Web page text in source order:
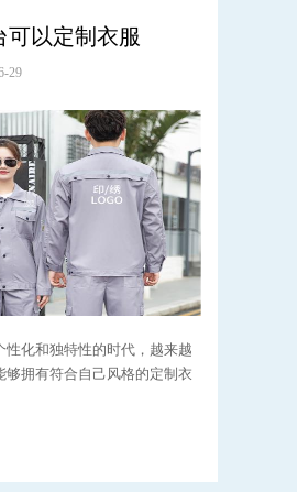
可以定制衣服
29
性化和独特性的时代，越来越
够拥有符合自己风格的定制衣